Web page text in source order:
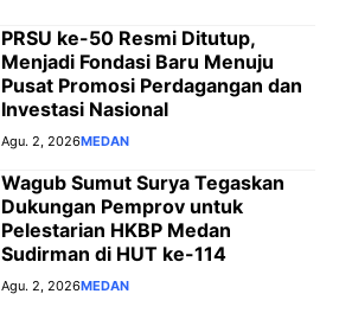
PRSU ke-50 Resmi Ditutup,
Menjadi Fondasi Baru Menuju
Pusat Promosi Perdagangan dan
Investasi Nasional
Agu. 2, 2026MEDAN
Wagub Sumut Surya Tegaskan
Dukungan Pemprov untuk
Pelestarian HKBP Medan
Sudirman di HUT ke-114
Agu. 2, 2026MEDAN